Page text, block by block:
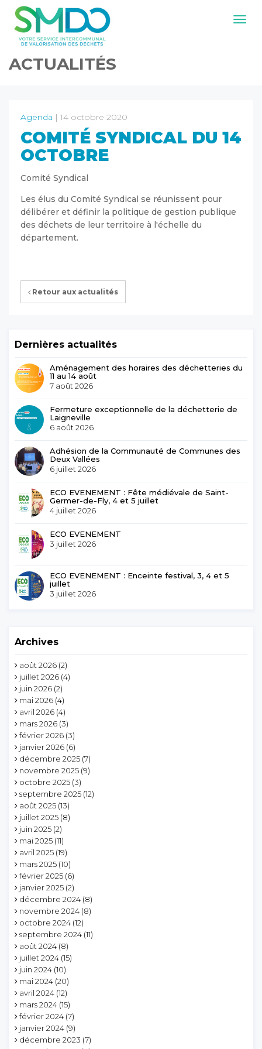
ACTUALITÉS
Agenda | 14 octobre 2020
COMITÉ SYNDICAL DU 14
OCTOBRE
Comité Syndical
Les élus du Comité Syndical se réunissent pour
délibérer et définir la politique de gestion publique
des déchets de leur territoire à l'échelle du
département.
Retour aux actualités
Dernières actualités
Aménagement des horaires des déchetteries du
11 au 14 août
7 août 2026
Fermeture exceptionnelle de la déchetterie de
Laigneville
6 août 2026
Adhésion de la Communauté de Communes des
Deux Vallées
6 juillet 2026
ECO EVENEMENT : Fête médiévale de Saint-
Germer-de-Fly, 4 et 5 juillet
4 juillet 2026
ECO EVENEMENT
3 juillet 2026
ECO EVENEMENT : Enceinte festival, 3, 4 et 5
juillet
3 juillet 2026
Archives
août 2026 (2)
juillet 2026 (4)
juin 2026 (2)
mai 2026 (4)
avril 2026 (4)
mars 2026 (3)
février 2026 (3)
janvier 2026 (6)
décembre 2025 (7)
novembre 2025 (9)
octobre 2025 (3)
septembre 2025 (12)
août 2025 (13)
juillet 2025 (8)
juin 2025 (2)
mai 2025 (11)
avril 2025 (19)
mars 2025 (10)
février 2025 (6)
janvier 2025 (2)
décembre 2024 (8)
novembre 2024 (8)
octobre 2024 (12)
septembre 2024 (11)
août 2024 (8)
juillet 2024 (15)
juin 2024 (10)
mai 2024 (20)
avril 2024 (12)
mars 2024 (15)
février 2024 (7)
janvier 2024 (9)
décembre 2023 (7)